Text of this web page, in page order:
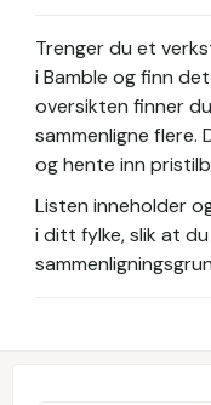
Trenger du et
i Bamble og finn
oversikten finner
sammenligne flere.
og hente inn
Listen inneholder
i ditt fylke, slik at